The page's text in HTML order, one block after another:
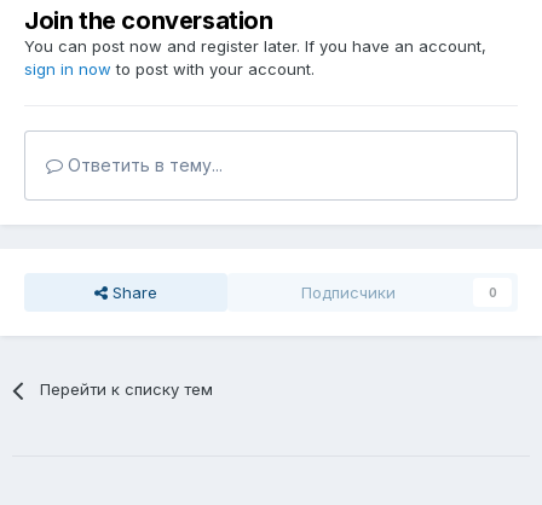
Join the conversation
You can post now and register later. If you have an account,
sign in now to post with your account.
Ответить в тему...
Share Подписчики 0
Перейти к списку тем